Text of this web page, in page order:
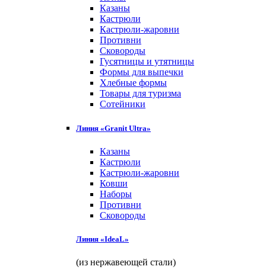
Казаны
Кастрюли
Кастрюли-жаровни
Противни
Сковороды
Гусятницы и утятницы
Формы для выпечки
Хлебные формы
Товары для туризма
Сотейники
Линия «Granit Ultra»
Казаны
Кастрюли
Кастрюли-жаровни
Ковши
Наборы
Противни
Сковороды
Линия «IdeaL»
(из нержавеющей стали)